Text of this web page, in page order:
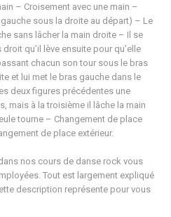
– Croisement avec une main –
sous la droite au départ) – Le
sans lâcher la main droite – Il se
qu’il lève ensuite pour qu’elle
chacun son tour sous le bras
et lui met le bras gauche dans le
deux figures précédentes une
mais à la troisième il lâche la main
tourne – Changement de place
de place extérieur.
nos cours de danse rock vous
Tout est largement expliqué
description représente pour vous